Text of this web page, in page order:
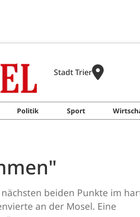
Stadt Trier
Politik Sport
beiden Punkte im
an der Mosel. Eine